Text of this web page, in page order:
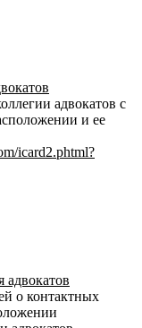
адвокатов с
и ее
icard2.phtml?
адвокатов
о контактных